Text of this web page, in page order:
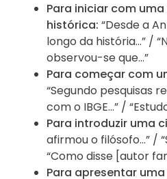
Para iniciar com
histórica: “Desde a
longo da história…” /
observou-se que…”
Para começar com
“Segundo pesquisas
com o IBGE…” /
Para introduzir uma
afirmou o filósofo…” /
“Como disse [autor
Para apresentar